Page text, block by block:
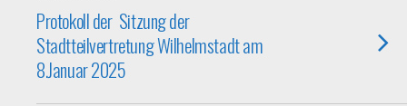
Protokoll der Sitzung der
Stadtteilvertretung Wilhelmstadt am
8.Januar 2025